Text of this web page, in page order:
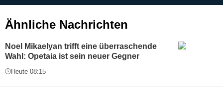
Ähnliche Nachrichten
Noel Mikaelyan trifft eine überraschende
Wahl: Opetaia ist sein neuer Gegner
Heute 08:15